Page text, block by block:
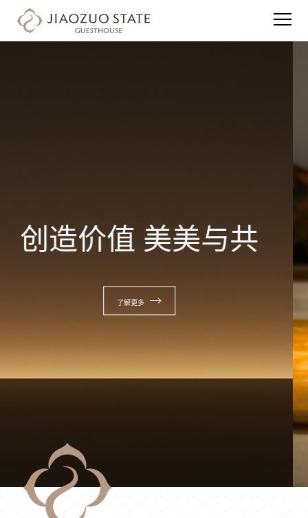
创造价值 美美与共
了解更多